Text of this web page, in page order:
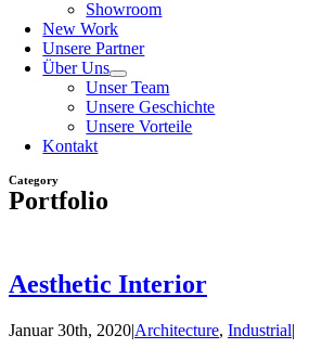
Showroom
New Work
Unsere Partner
Über Uns
Unser Team
Unsere Geschichte
Unsere Vorteile
Kontakt
Category
Portfolio
Aesthetic Interior
Januar 30th, 2020|Architecture, Industrial|